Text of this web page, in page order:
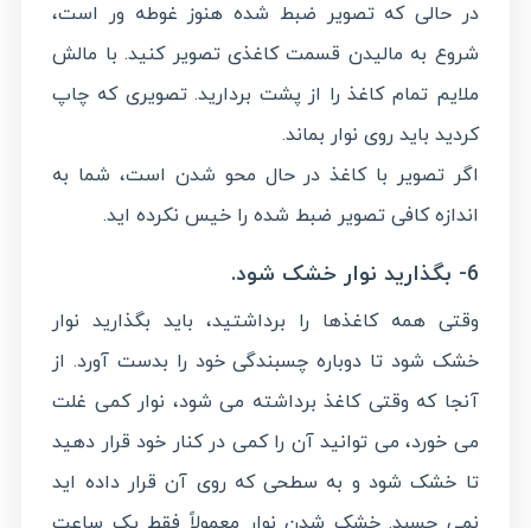
در حالی که تصویر ضبط شده هنوز غوطه ور است،
شروع به مالیدن قسمت کاغذی تصویر کنید. با مالش
ملایم تمام کاغذ را از پشت بردارید. تصویری که چاپ
کردید باید روی نوار بماند.
اگر تصویر با کاغذ در حال محو شدن است، شما به
اندازه کافی تصویر ضبط شده را خیس نکرده اید.
6- بگذارید نوار خشک شود.
وقتی همه کاغذها را برداشتید، باید بگذارید نوار
خشک شود تا دوباره چسبندگی خود را بدست آورد. از
آنجا که وقتی کاغذ برداشته می شود، نوار کمی غلت
می خورد، می توانید آن را کمی در کنار خود قرار دهید
تا خشک شود و به سطحی که روی آن قرار داده اید